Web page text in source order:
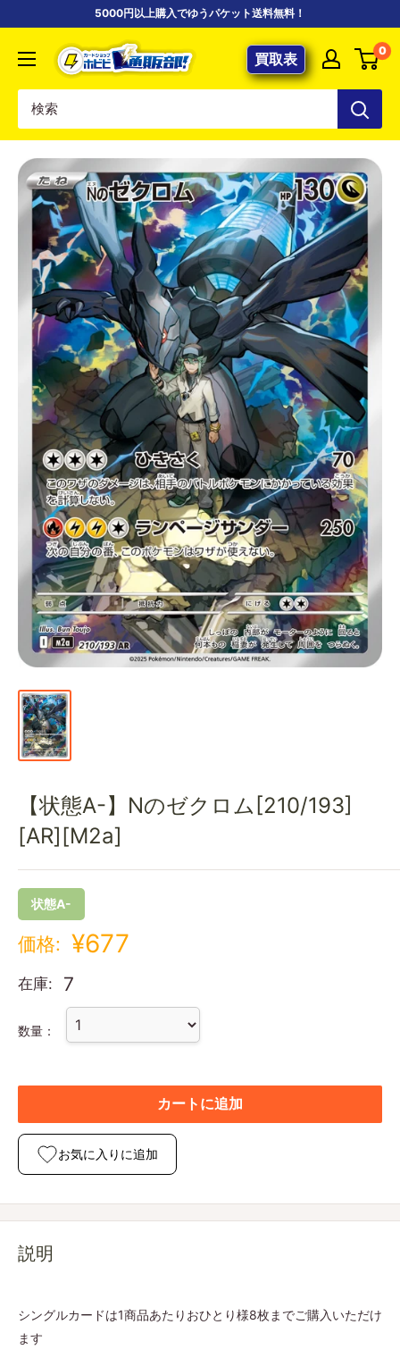
5000円以上購入でゆうパケット送料無料！
【ポ
ケ
専
門
カ
ー
ド
シ
ョ
ッ
プ
ホ
ビ
通
販
部
買取表 0
【状態A-】Nのゼクロム[210/193]
[AR][M2a]
状態A-
価格: ¥677
在庫: 7
数量：
カートに追加
お気に入りに追加
説明
シングルカードは1商品あたりおひとり様8枚までご購入いただけ
ます